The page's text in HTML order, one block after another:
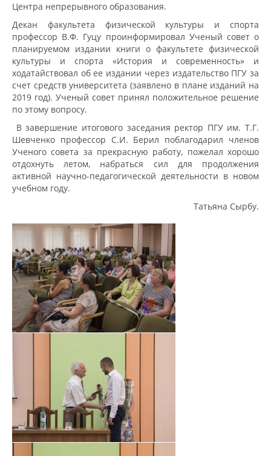
Центра непрерывного образования.
Декан факультета физической культуры и спорта
профессор В.Ф. Гуцу проинформировал Ученый совет о
планируемом издании книги о факультете физической
культуры и спорта «История и современность» и
ходатайствовал об ее издании через издательство ПГУ за
счет средств университета (заявлено в плане изданий на
2019 год). Ученый совет принял положительное решение
по этому вопросу.
В завершение итогового заседания ректор ПГУ им. Т.Г.
Шевченко профессор С.И. Берил поблагодарил членов
Ученого совета за прекрасную работу, пожелал хорошо
отдохнуть летом, набраться сил для продолжения
активной научно-педагогической деятельности в новом
учебном году.
Татьяна Сырбу.